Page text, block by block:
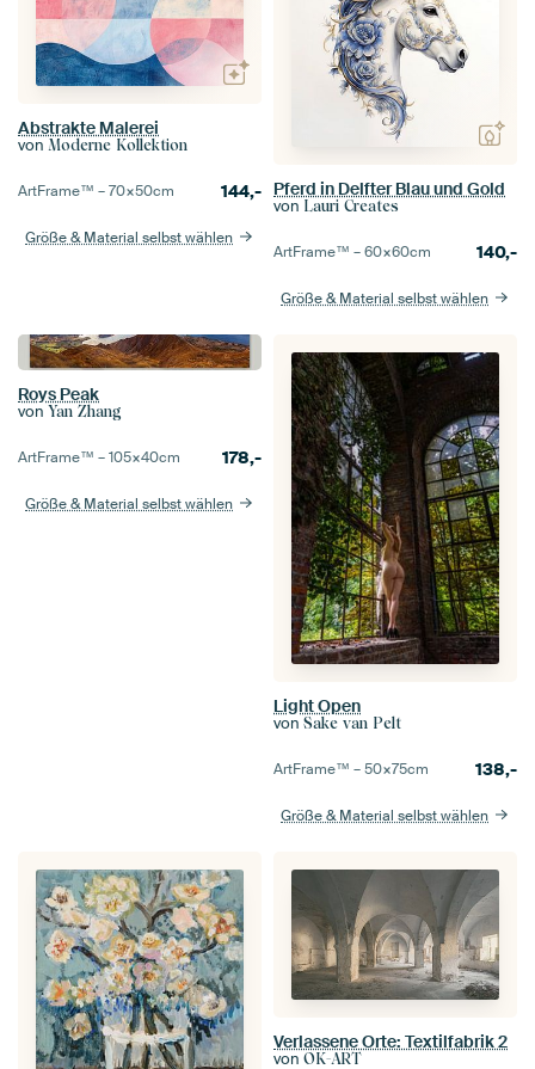
Abstrakte Malerei
von Moderne Kollektion
ArtFrame™ –70×50cm 144,-
Größe & Material selbst wählen
Pferd in Delfter Blau und Gold
von Lauri Creates
ArtFrame™ –60×60cm 140,-
Größe & Material selbst wählen
Roys Peak
von Yan Zhang
ArtFrame™ –105×40cm 178,-
Größe & Material selbst wählen
Light Open
von Sake van Pelt
ArtFrame™ –50×75cm 138,-
Größe & Material selbst wählen
Verlassene Orte: Textilfabrik 2
von OK-ART